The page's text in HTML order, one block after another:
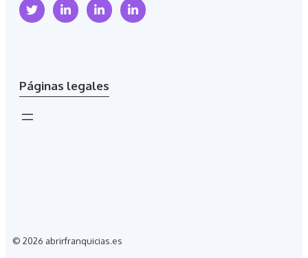
Páginas legales
© 2026 abrirfranquicias.es